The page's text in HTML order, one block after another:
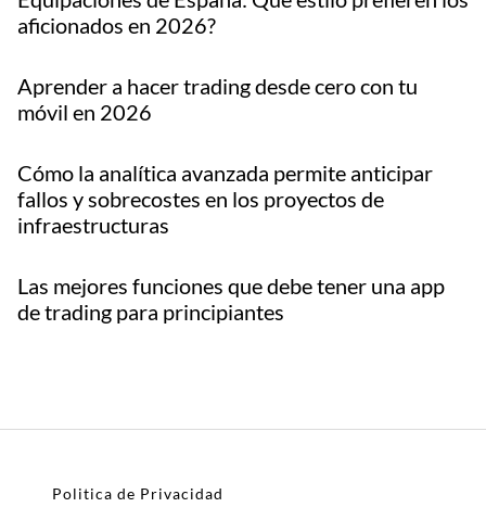
aficionados en 2026?
Aprender a hacer trading desde cero con tu
móvil en 2026
Cómo la analítica avanzada permite anticipar
fallos y sobrecostes en los proyectos de
infraestructuras
Las mejores funciones que debe tener una app
de trading para principiantes
Politica de Privacidad